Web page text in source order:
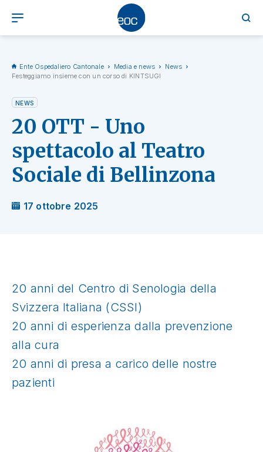
Ente Ospedaliero Cantonale Media e news
News
Festeggiamo insieme con un corso di KINTSUGI
NEWS
20 OTT - Uno
spettacolo al Teatro
Sociale di Bellinzona
17 ottobre 2025
20 anni del Centro di Senologia della
Svizzera Italiana (CSSI)
20 anni di esperienza dalla prevenzione
alla cura
20 anni di presa a carico delle nostre
pazienti